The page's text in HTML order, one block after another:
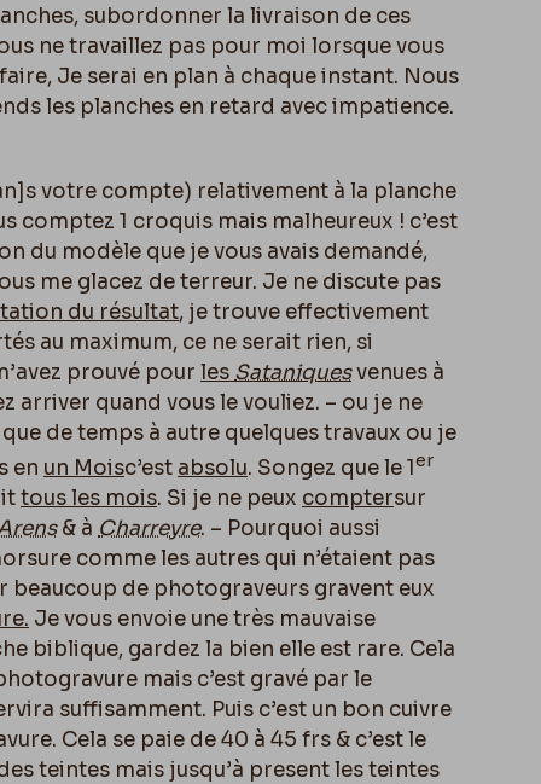
subordonner la livraison de ces
ne travaillez pas pour moi lorsque vous
Je serai en plan à chaque instant. Nous
les planches en retard avec impatience.
s votre compte) relativement à la planche
comptez 1 croquis mais malheureux ! c’est
du modèle que je vous avais demandé,
me glacez de terreur. Je ne discute pas
du résultat, je trouve effectivement
au maximum, ce ne serait rien, si
prouvé pour les Sataniquesvenues à
arriver quand vous le vouliez. – ou je ne
de temps à autre quelques travaux ou je
en un Moisc’est absolu. Songez que le 1er
tous les mois. Si je ne peux comptersur
& à Charreyre. – Pourquoi aussi
comme les autres qui n’étaient pas
beaucoup de photograveurs gravent eux
. Je vous envoie une très mauvaise
biblique, gardez la bien elle est rare. Cela
mais c’est gravé par le
suffisamment. Puis c’est un bon cuivre
Cela se paie de 40 à 45 frs & c’est le
teintes mais jusqu’à present les teintes